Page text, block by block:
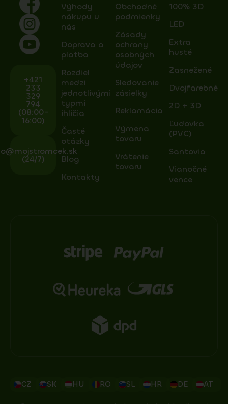
+421
233
329
794
(08:00-
16:00)
(24/7)
Výhody
nákupu u
nás
Doprava a
platba
Rozdiel
medzi
jednotlivými
typmi
ihličia
Časté
otázky
Blog
Kontakty
Obchodné
podmienky
Zásady
ochrany
osobných
údajov
Sledovanie
zásielky
Reklamácia
Výmena
tovaru
Vrátenie
tovaru
100% 3D
LED
Extra
husté
Zasnežené
Dvojfarebné
2D + 3D
Ľudovka
(PVC)
Santovia
Vianočné
vence
CZ SK HU RO SL HR DE AT